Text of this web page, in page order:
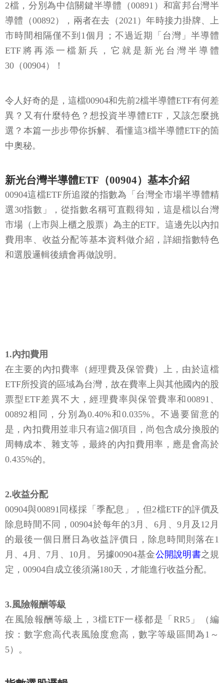
2檔，分別為中信關鍵半導體（00891）和富邦台灣半
導體（00892），兩者在去（2021）年時接力掛牌、上
市時間相隔僅不到1個月；不過近期「台灣」半導體
ETF將再添一檔新兵，它就是新光台灣半導體
30（00904）！
令人好奇的是，這檔00904和先前2檔半導體ETF有何差
異？又有什麼特色？想投資半導體ETF，又該怎麼挑
選？本篇一步步帶你拆解、看懂這3檔半導體ETF的箇
中奧秘。
新光台灣半導體ETF（00904）基本介紹
00904這檔ETF所追蹤的指數為「台灣全市場半導體精
選30指數」，從指數名稱可直觀得知，這是檔以台灣
市場（上市與上櫃之股票）為主的ETF。這邊先以內扣
費用率、收益分配等基本資料做介紹，詳細指數特色
和選股邏輯後續會再做說明。
1.內扣費用
在主要的內扣費率（經理費及保管費）上，由於這檔
ETF所投資的區域為台灣，故在費率上與其他國內的股
票型ETF差異不大，經理費率與保管費率和00891、
00892相同，分別為0.40%和0.035%。不過要留意的
是，內扣費用並非只有這2個項目，尚包含成分換股的
周轉成本、雜支等，最終的內扣費用率，應是會高於
0.435%的。
2.收益分配
00904與00891同樣採「季配息」，但2檔ETF的評價及
除息時間不同，00904於每年的3月、6月、9月及12月
的最後一個日曆日為收益評價日，除息時間則落在1
月、4月、7月、10月。另據00904基金公開說明書之規
定，00904自成立後須滿180天，才能進行收益分配。
3.風險報酬等級
在風險報酬等級上，3檔ETF一樣都是「RR5」（編
按：數字愈高代表風險度愈高，數字等級區間為1～
5）。